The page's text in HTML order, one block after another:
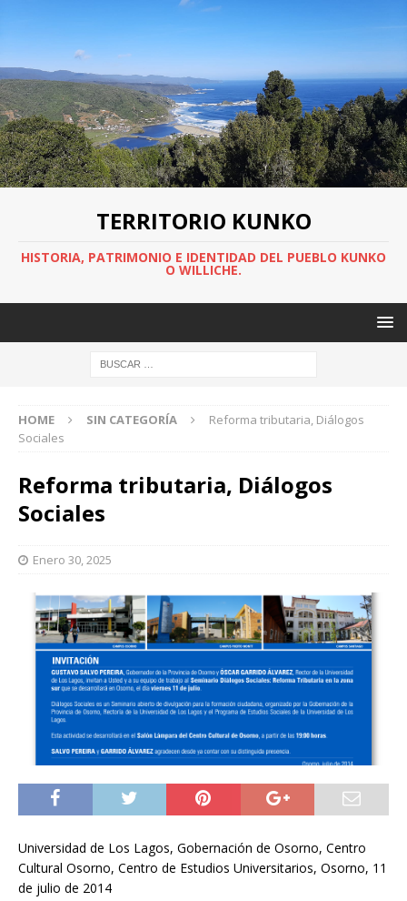
TERRITORIO KUNKO
HISTORIA, PATRIMONIO E IDENTIDAD DEL PUEBLO KUNKO
O WILLICHE.
HOME SIN CATEGORÍA
Reforma tributaria, Diálogos
Sociales
Reforma tributaria, Diálogos
Sociales
Enero 30, 2025
Universidad de Los Lagos, Gobernación de Osorno, Centro
Cultural Osorno, Centro de Estudios Universitarios, Osorno, 11
de julio de 2014